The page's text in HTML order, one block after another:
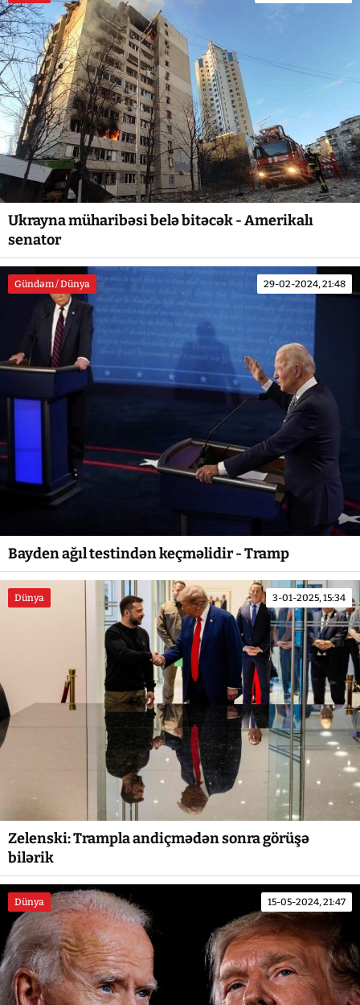
Ukrayna müharibəsi belə bitəcək - Amerikalı
senator
Gündəm / Dünya 29-02-2024, 21:48
Bayden ağıl testindən keçməlidir - Tramp
Dünya 3-01-2025, 15:34
Zelenski: Trampla andiçmədən sonra görüşə
bilərik
Dünya 15-05-2024, 21:47